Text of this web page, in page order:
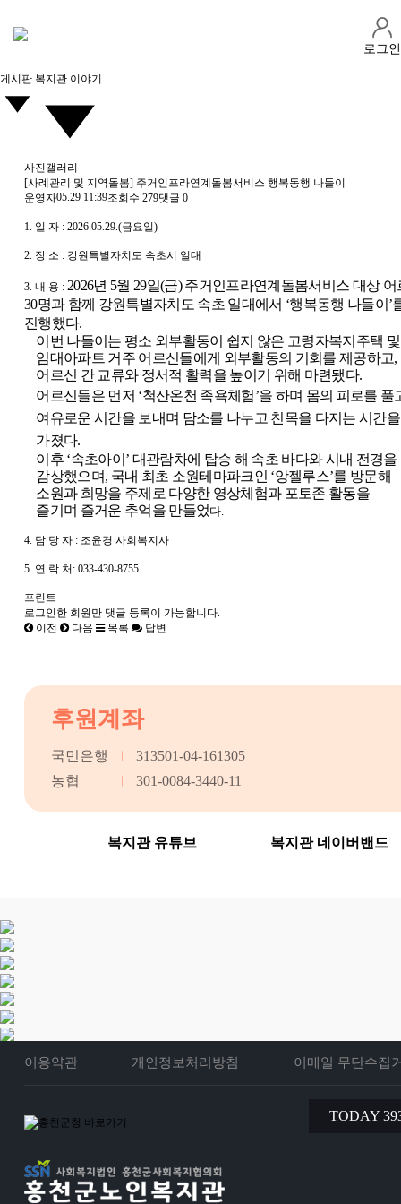
로그인
게시판 복지관 이야기
사진갤러리
[사례관리 및 지역돌봄] 주거인프라연계돌봄서비스 행복동행 나들이
운영자05.29 11:39조회수 279댓글 0
1. 일 자 : 2026.05.29.(금요일)
2. 장 소 : 강원특별자치도 속초시 일대
3. 내 용 : 2026년 5월 29일(금)주거인프라연계돌봄서비스 대상 어
30명과 함께 강원특별자치도 속초 일대에서 ‘행복동행 나들이 ’
진행했다.
이번 나들이는 평소 외부활동이 쉽지 않은 고령자복지주택 및
임대아파트 거주 어르신들에게 외부활동의 기회를 제공하고,
어르신 간 교류와 정서적 활력을 높이기 위해 마련됐다.
어르신들은 먼저 ‘척산온천 족욕체험’을 하며 몸의 피로를 풀
여유로운 시간을 보내며 담소를 나누고 친목을 다지는 시간을
가졌다.
이후 ‘속초아이 ’ 대관람차에 탑승 해 속초 바다와 시내 전경을
감상했으며, 국내 최초 소원테마파크인 ‘앙젤루스’를 방문해
소원과 희망을 주제로 다양한 영상체험과 포토존 활동을
즐기며 즐거운 추억을 만들었다.
4. 담 당 자 : 조윤경 사회복지사
5. 연 락 처: 033-430-8755
프린트
로그인한 회원만 댓글 등록이 가능합니다.
이전
다음 목록 답변
후원계좌
국민은행
313501-04-161305
농협
301-0084-3440-11
복지관 유튜브 복지관 네이버밴드
이용약관 개인정보처리방침 이메일 무단수집
TODAY